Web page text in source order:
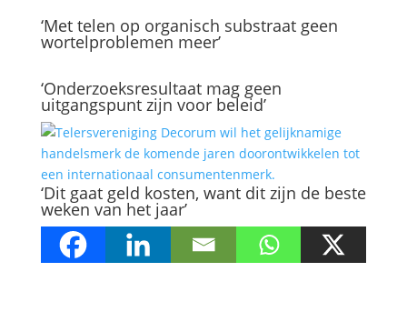
‘Met telen op organisch substraat geen
wortelproblemen meer’
‘Onderzoeksresultaat mag geen
uitgangspunt zijn voor beleid’
‘Dit gaat geld kosten, want dit zijn de beste
weken van het jaar’